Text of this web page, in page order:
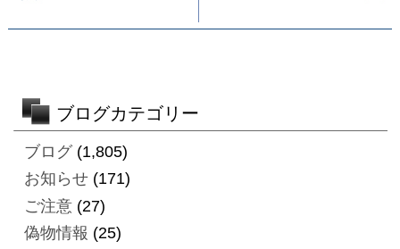
ブログカテゴリー
ブログ(1,805)
お知らせ(171)
ご注意(27)
偽物情報 (25)